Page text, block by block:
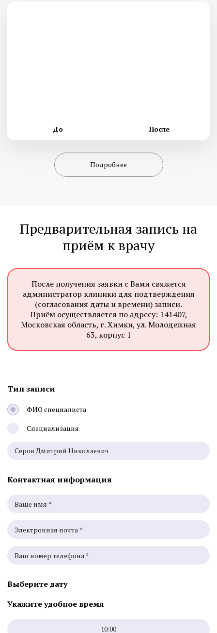
До После
Подробнее
Предварительная запись на
приём к врачу
После получения заявки с Вами свяжется
администратор клиники для подтверждения
(согласования даты и времени) записи.
Приём осуществляется по адресу: 141407,
Московская область, г. Химки, ул. Молодежная
63, корпус 1
Тип записи
ФИО специалиста
Специализация
Контактная информация
Выберите дату
Укажите удобное время
10:00